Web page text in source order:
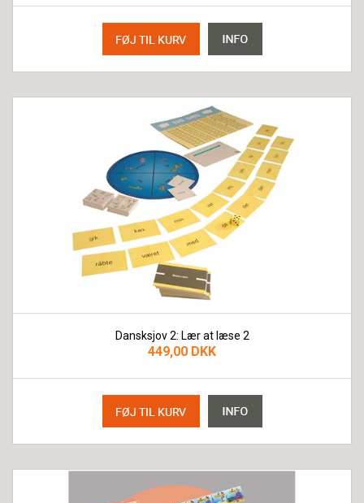
Dansksjov 2: Lær at læse 2
449,00 DKK